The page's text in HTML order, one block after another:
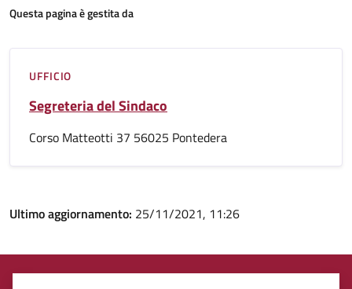
Questa pagina è gestita da
UFFICIO
Segreteria del Sindaco
Corso Matteotti 37 56025 Pontedera
Ultimo aggiornamento: 25/11/2021, 11:26